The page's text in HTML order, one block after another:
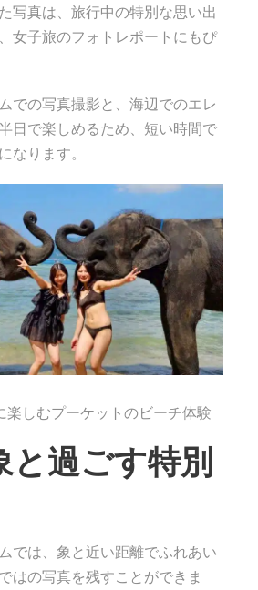
写真は、旅行中の特別な思い出
女子旅のフォトレポートにもぴ
での写真撮影と、海辺でのエレ
日で楽しめるため、短い時間で
なります。
楽しむプーケットのビーチ体験
と過ごす特別
では、象と近い距離でふれあい
はの写真を残すことができま